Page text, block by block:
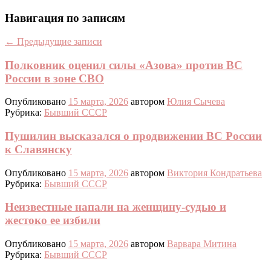
Навигация по записям
← Предыдущие записи
Полковник оценил силы «Азова» против ВС
России в зоне СВО
Опубликовано 15 марта, 2026 автором Юлия Сычева
Рубрика: Бывший СССР
Пушилин высказался о продвижении ВС России
к Славянску
Опубликовано 15 марта, 2026 автором Виктория Кондратьева
Рубрика: Бывший СССР
Неизвестные напали на женщину-судью и
жестоко ее избили
Опубликовано 15 марта, 2026 автором Варвара Митина
Рубрика: Бывший СССР